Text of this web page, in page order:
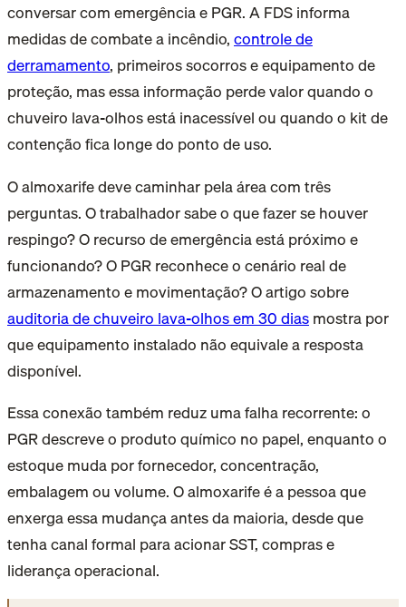
conversar com emergência e PGR. A FDS informa
medidas de combate a incêndio,controle de
derramamento, primeiros socorros e equipamento de
proteção, mas essa informação perde valor quando o
chuveiro lava-olhos está inacessível ou quando o kit de
contenção fica longe do ponto de uso.
O almoxarife deve caminhar pela área com três
perguntas. O trabalhador sabe o que fazer se houver
respingo? O recurso de emergência está próximo e
funcionando? O PGR reconhece o cenário real de
armazenamento e movimentação? O artigo sobre
auditoria de chuveiro lava-olhos em 30 diasmostra por
que equipamento instalado não equivale a resposta
disponível.
Essa conexão também reduz uma falha recorrente: o
PGR descreve o produto químico no papel, enquanto o
estoque muda por fornecedor, concentração,
embalagem ou volume. O almoxarife é a pessoa que
enxerga essa mudança antes da maioria, desde que
tenha canal formal para acionar SST, compras e
liderança operacional.